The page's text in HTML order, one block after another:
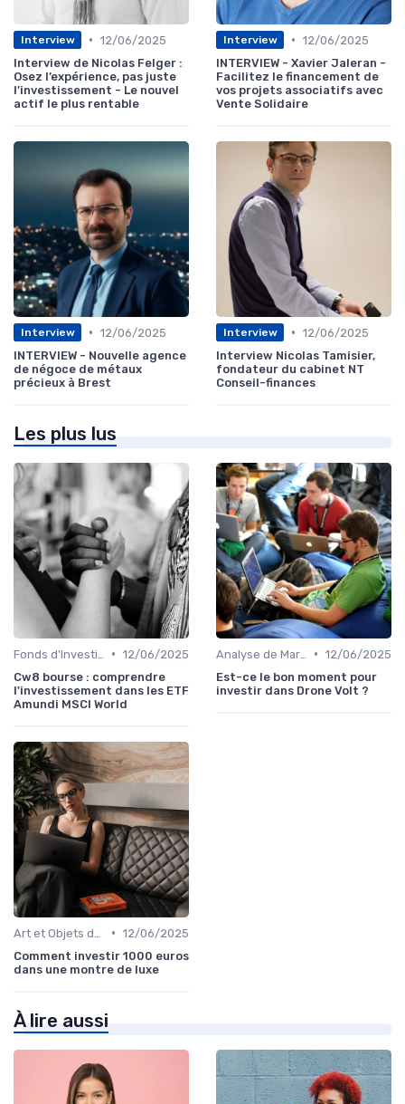
Interview • 12/06/2025
Interview de Nicolas Felger :
Osez l’expérience, pas juste
l’investissement - Le nouvel
actif le plus rentable
Interview • 12/06/2025
INTERVIEW - Xavier Jaleran -
Facilitez le financement de
vos projets associatifs avec
Vente Solidaire
Interview • 12/06/2025
INTERVIEW - Nouvelle agence
de négoce de métaux
précieux à Brest
Interview • 12/06/2025
Interview Nicolas Tamisier,
fondateur du cabinet NT
Conseil-finances
Les plus lus
• 12/06/2025
Cw8 bourse : comprendre
l'investissement dans les ETF
Amundi MSCI World
• 12/06/2025
Est-ce le bon moment pour
investir dans Drone Volt ?
• 12/06/2025
Comment investir 1000 euros
dans une montre de luxe
À lire aussi